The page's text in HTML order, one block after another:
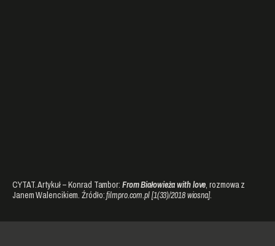
CYTAT. Artykuł – Konrad Tambor: From Białowieża with love, rozmowa z
Janem Walencikiem. Źródło:filmpro.com.pl [1(33)/2018 wiosna].